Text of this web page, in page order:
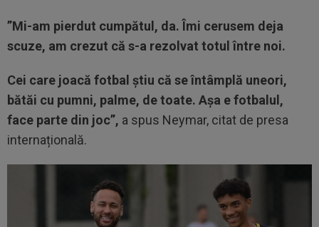
”Mi-am pierdut cumpătul, da. Îmi cerusem deja
scuze, am crezut că s-a rezolvat totul între noi.
Cei care joacă fotbal știu că se întâmplă uneori,
bătăi cu pumni, palme, de toate. Așa e fotbalul,
face parte din joc”, a spus Neymar, citat de presa
internațională.